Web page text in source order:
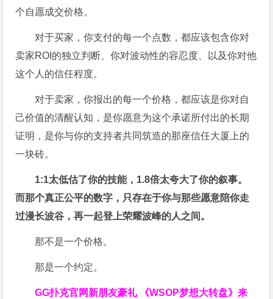
个自愿成交价格。
对于买家，你支付的每一个点数，都应该包含你对
卖家ROI的独立判断、你对波动性的容忍度、以及你对他
这个人的信任程度。
对于卖家，你报出的每一个价格，都应该是你对自
己价值的清醒认知，是你愿意为这个承诺所付出的长期
证明，是你与你的支持者共同筑造的那座信任大厦上的
一块砖。
1:1太低估了你的技能，1.8倍太夸大了你的叙事。
而那个真正公平的数字，只存在于你与那些愿意陪你走
过漫长波谷，再一起登上荣耀波峰的人之间。
那不是一个价格。
那是一个约定。
GG扑克官网新朋友豪礼
《WSOP梦想大转盘》来